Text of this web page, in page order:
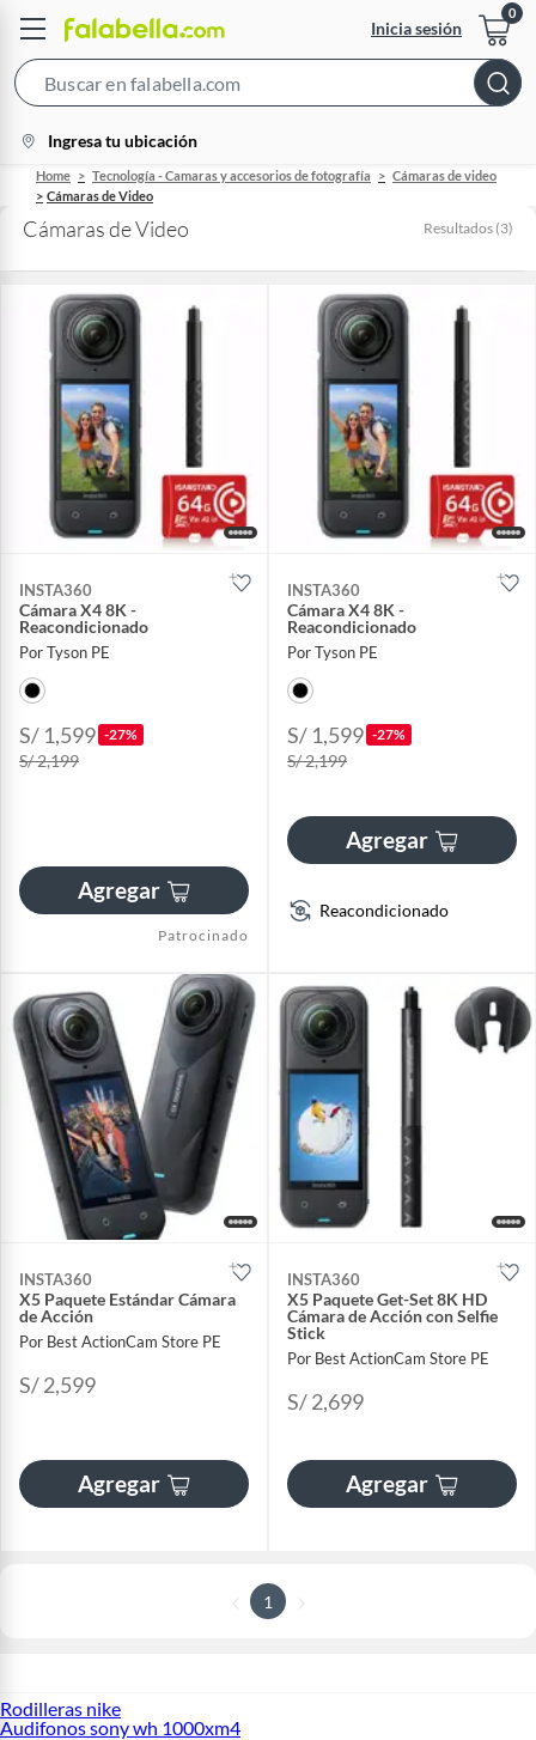
Inicia sesión
Bar
location-
icon
Ingresa tu ubicación
Home Tecnología - Camaras y accesorios de fotografía
Cámaras de video
Cámaras de Video
Cámaras de Video Resultados (3)
INSTA360
Cámara X4 8K -
Reacondicionado
Por Tyson PE
S/ 1,599 -27%
S/ 2,199
Agregar
Patrocinado
INSTA360
Cámara X4 8K -
Reacondicionado
Por Tyson PE
S/ 1,599 -27%
S/ 2,199
Agregar
Reacondicionado
INSTA360
X5 Paquete Estándar Cámara
de Acción
Por Best ActionCam Store PE
S/ 2,599
Agregar
INSTA360
X5 Paquete Get-Set 8K HD
Cámara de Acción con Selfie
Stick
Por Best ActionCam Store PE
S/ 2,699
Agregar
1
Rodilleras nike
Audifonos sony wh 1000xm4